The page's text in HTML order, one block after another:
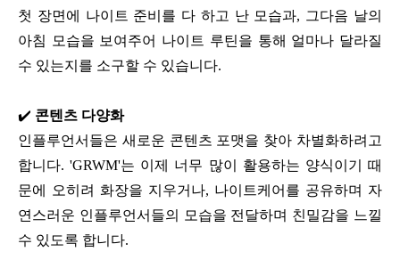
첫 장면에 나이트 준비를 다 하고 난 모습과, 그다음 날의
아침 모습을 보여주어 나이트 루틴을 통해 얼마나 달라질
수 있는지를 소구할 수 있습니다.
✔️ 콘텐츠 다양화
인플루언서들은 새로운 콘텐츠 포맷을 찾아 차별화하려고
합니다. 'GRWM'는 이제 너무 많이 활용하는 양식이기 때
문에 오히려 화장을 지우거나, 나이트케어를 공유하며 자
연스러운 인플루언서들의 모습을 전달하며 친밀감을 느낄
수 있도록 합니다.